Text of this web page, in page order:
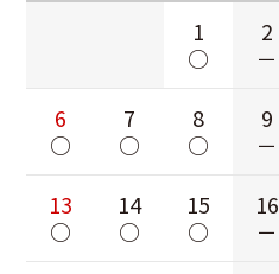
1
○
2
－
6
○
7
○
8
○
9
－
13
○
14
○
15
○
16
－